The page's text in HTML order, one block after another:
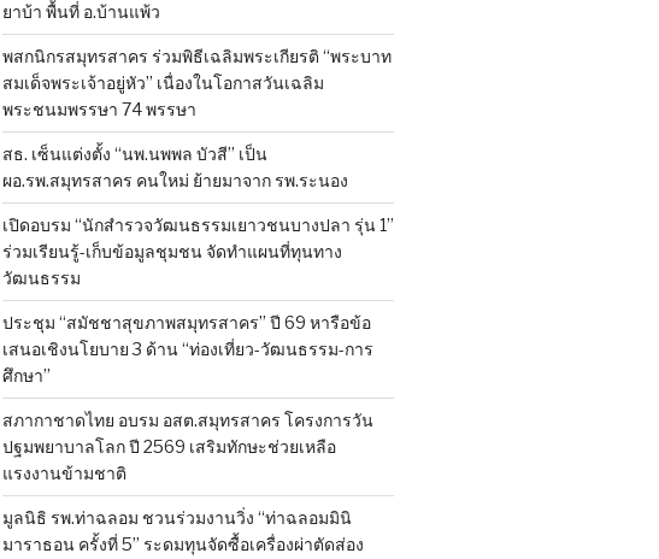
ยาบ้า พื้นที่ อ.บ้านแพ้ว
พสกนิกรสมุทรสาคร ร่วมพิธีเฉลิมพระเกียรติ “พระบาท
สมเด็จพระเจ้าอยู่หัว” เนื่องในโอกาสวันเฉลิม
พระชนมพรรษา 74 พรรษา
สธ. เซ็นแต่งตั้ง “นพ.นพพล บัวสี” เป็น
ผอ.รพ.สมุทรสาคร คนใหม่ ย้ายมาจาก รพ.ระนอง
เปิดอบรม “นักสำรวจวัฒนธรรมเยาวชนบางปลา รุ่น 1”
ร่วมเรียนรู้-เก็บข้อมูลชุมชน จัดทำแผนที่ทุนทาง
วัฒนธรรม
ประชุม “สมัชชาสุขภาพสมุทรสาคร” ปี 69 หารือข้อ
เสนอเชิงนโยบาย 3 ด้าน “ท่องเที่ยว-วัฒนธรรม-การ
ศึกษา”
สภากาชาดไทย อบรม อสต.สมุทรสาคร โครงการวัน
ปฐมพยาบาลโลก ปี 2569 เสริมทักษะช่วยเหลือ
แรงงานข้ามชาติ
มูลนิธิ รพ.ท่าฉลอม ชวนร่วมงานวิ่ง “ท่าฉลอมมินิ
มาราธอน ครั้งที่ 5” ระดมทุนจัดซื้อเครื่องผ่าตัดส่อง